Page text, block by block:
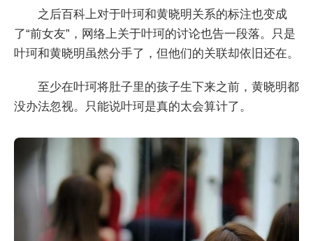
之后百科上对于叶珂和黄晓明关系的标注也变成
了“前女友”，网络上关于叶珂的讨论也告一段落。只是
叶珂和黄晓明虽然分手了，但他们的关联却依旧还在。
至少在叶珂将肚子里的孩子生下来之前，黄晓明都
没办法忽视。只能说叶珂是真的太会算计了。